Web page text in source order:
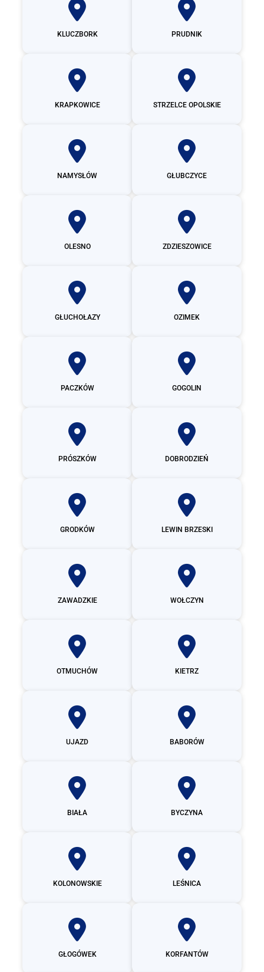
KLUCZBORK PRUDNIK
KRAPKOWICE STRZELCE OPOLSKIE
NAMYSŁÓW GŁUBCZYCE
OLESNO ZDZIESZOWICE
GŁUCHOŁAZY OZIMEK
PACZKÓW GOGOLIN
PRÓSZKÓW DOBRODZIEŃ
GRODKÓW LEWIN BRZESKI
ZAWADZKIE WOŁCZYN
OTMUCHÓW KIETRZ
UJAZD BABORÓW
BIAŁA BYCZYNA
KOLONOWSKIE LEŚNICA
GŁOGÓWEK KORFANTÓW